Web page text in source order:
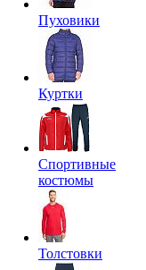
Пуховики
Куртки
Спортивные
костюмы
Толстовки